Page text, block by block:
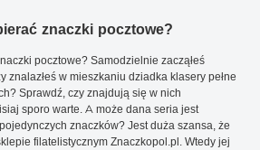
znaczki pocztowe?
pocztowe? Samodzielnie zacząłeś
znalazłeś w mieszkaniu dziadka klasery pełne
Sprawdź, czy znajdują się w nich
sporo warte. A może dana seria jest
znaczków? Jest duża szansa, że
filatelistycznym Znaczkopol.pl. Wtedy jej